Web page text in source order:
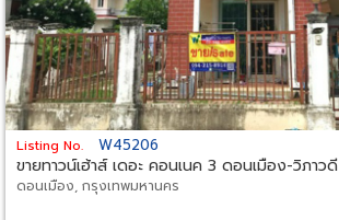
Listing No. W45206
ขายทาวน์เฮ้าส์ เดอะ คอนเนค 3 ดอนเมือง-วิภาวดี
ดอนเมือง, กรุงเทพมหานคร